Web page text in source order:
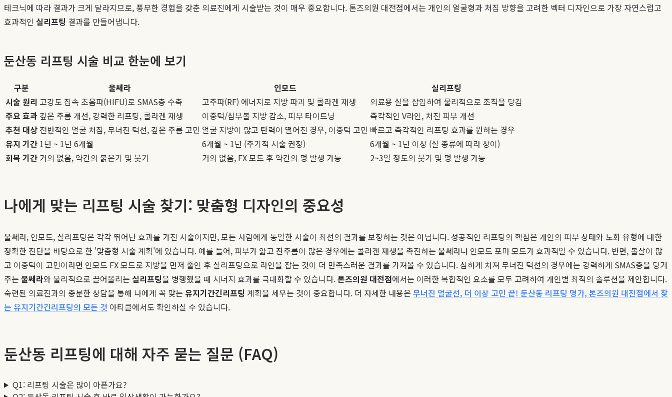
테크닉에 따라 결과가 크게 달라지므로, 풍부한 경험을 갖춘 의료진에게 시술받는 것이 매우 중요합니다. 톤즈의원 대전점에서는 개인의 얼굴형과 처짐 방향을 고려한 벡터 디자인으로 가장 자연스럽고
효과적인 실리프팅 결과를 만들어냅니다.
둔산동 리프팅 시술 비교 한눈에 보기
구분 울쎄라 인모드
실리프팅
시술 원리 고강도 집속 초음파(HIFU)로 SMAS층 수축 고주파(RF) 에너지로 지방 파괴 및 콜라겐 재생
의료용 실을 삽입하여 물리적으로 조직을 당김
주요 효과 깊은 주름 개선, 강력한 리프팅, 콜라겐 재생 이중턱/심부볼 지방 감소, 피부 타이트닝
즉각적인 V라인, 처진 피부 개선
추천 대상 전반적인 얼굴 처짐, 무너진 턱선, 깊은 주름 고민 얼굴 지방이 많고 탄력이 떨어진 경우, 이중턱 고민 빠르고 즉각적인 리프팅 효과를 원하는 경우
유지 기간 1년 ~ 1년 6개월 6개월 ~ 1년 (주기적 시술 권장)
6개월 ~ 1년 이상 (실 종류에 따라 상이)
회복 기간 거의 없음, 약간의 붉은기 및 붓기 거의 없음, FX 모드 후 약간의 멍 발생 가능 2~3일 정도의 붓기 및 멍 발생 가능
나에게 맞는 리프팅 시술 찾기: 맞춤형 디자인의 중요성
울쎄라, 인모드, 실리프팅은 각각 뛰어난 효과를 가진 시술이지만, 모든 사람에게 동일한 시술이 최선의 결과를 보장하는 것은 아닙니다. 성공적인 리프팅의 핵심은 개인의 피부 상태와 노화 유형에 대한
정확한 진단을 바탕으로 한 '맞춤형 시술 계획'에 있습니다. 예를 들어, 피부가 얇고 잔주름이 많은 경우에는 콜라겐 재생을 촉진하는 울쎄라나 인모드 포마 모드가 효과적일 수 있습니다. 반면, 볼살이 많
고 이중턱이 고민이라면 인모드 FX 모드로 지방을 먼저 줄인 후 실리프팅으로 라인을 잡는 것이 더 만족스러운 결과를 가져올 수 있습니다. 심하게 처져 무너진 턱선의 경우에는 강력하게 SMAS층을 당겨
주는 울쎄라와 물리적으로 끌어올리는 실리프팅을 병행했을 때 시너지 효과를 극대화할 수 있습니다.톤즈의원 대전점에서는 이러한 복합적인 요소를 모두 고려하여 개인별 최적의 솔루션을 제안합니다.
숙련된 의료진과의 충분한 상담을 통해 나에게 꼭 맞는 유지기간긴리프팅 계획을 세우는 것이 중요합니다. 더 자세한 내용은 무너진 얼굴선, 더 이상 고민 끝! 둔산동 리프팅 명가, 톤즈의원 대전점에서 찾
는 유지기간긴리프팅의 모든 것 아티클에서도 확인하실 수 있습니다.
둔산동 리프팅에 대해 자주 묻는 질문 (FAQ)
Q1: 리프팅 시술은 많이 아픈가요?